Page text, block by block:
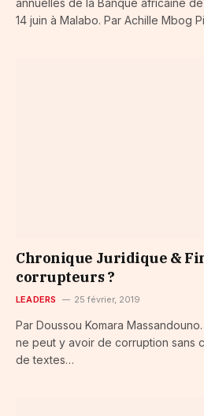
annuelles de la Banque africaine
14 juin à Malabo. Par Achille Mbog
Chronique Juridique &
corrupteurs ?
LEADERS 25 février, 2019
Par Doussou Komara
ne peut y avoir de corruption sans
de textes…